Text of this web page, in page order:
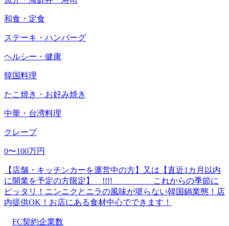
和食・定食
ステーキ・ハンバーグ
ヘルシー・健康
韓国料理
たこ焼き・お好み焼き
中華・台湾料理
クレープ
0〜100万円
【店舗・キッチンカーを運営中の方】又は【直近1カ月以内
に開業を予定の方限定】 !!!! これからの季節に
ピッタリ！ニンニクとニラの風味が堪らない韓国鍋業態！店
内提供OK！お店にある食材中心でできます！
FC契約企業数